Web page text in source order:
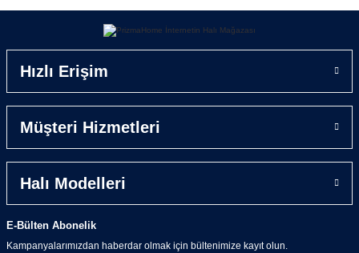
Yorum Yaz
Hızlı Erişim
Müşteri Hizmetleri
Halı Modelleri
E-Bülten Abonelik
Kampanyalarımızdan haberdar olmak için bültenimize kayıt olun.